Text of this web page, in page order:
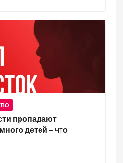
пропадают
детей – что